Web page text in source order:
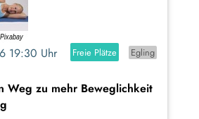
19:30 Uhr Freie Plätze
Egling
Weg zu mehr Beweglichkeit